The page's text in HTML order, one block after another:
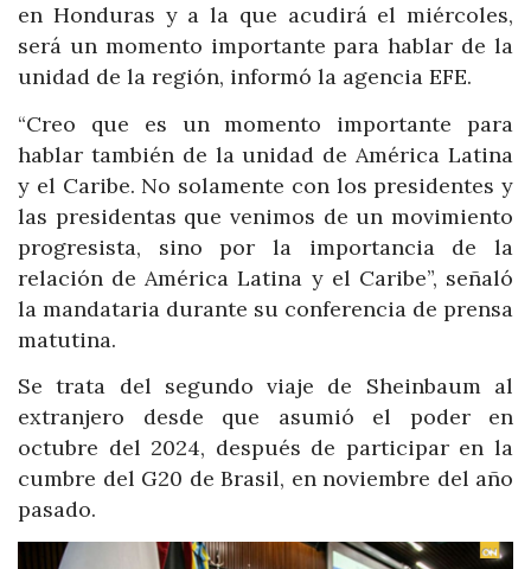
en Honduras y a la que acudirá el miércoles,
será un momento importante para hablar de la
unidad de la región, informó la agencia EFE.
“Creo que es un momento importante para
hablar también de la unidad de América Latina
y el Caribe. No solamente con los presidentes y
las presidentas que venimos de un movimiento
progresista, sino por la importancia de la
relación de América Latina y el Caribe”, señaló
la mandataria durante su conferencia de prensa
matutina.
Se trata del segundo viaje de Sheinbaum al
extranjero desde que asumió el poder en
octubre del 2024, después de participar en la
cumbre del G20 de Brasil, en noviembre del año
pasado.